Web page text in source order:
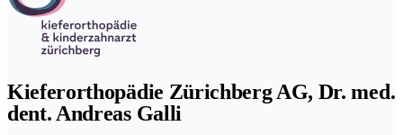
Kieferorthopädie Zürichberg AG, Dr. med.
dent. Andreas Galli